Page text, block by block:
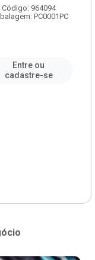
Código: 964094
PC0001PC
Entre ou
cadastre-se